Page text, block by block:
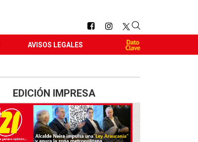
AVISOS LEGALES
EDICIÓN IMPRESA